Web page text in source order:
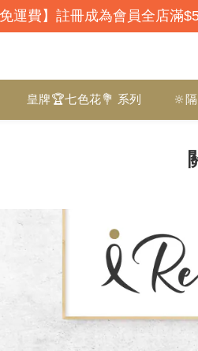
皇牌🏆七色花💐 系列 🔆
運費】註冊成為會員全店滿